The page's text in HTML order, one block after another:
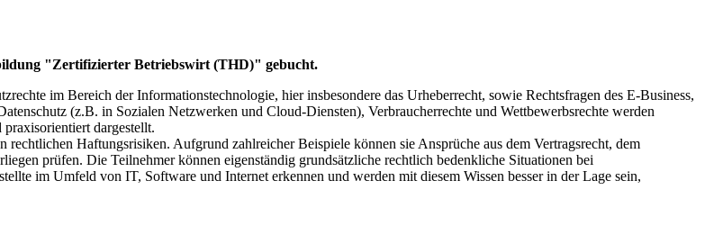
"Zertifizierter Betriebswirt (THD)" gebucht.
im Bereich der Informationstechnologie, hier insbesondere das Urheberrecht, sowie Rechtsfragen des E-Business,
(z.B. in Sozialen Netzwerken und Cloud-Diensten), Verbraucherrechte und Wettbewerbsrechte werden
dargestellt.
Haftungsrisiken. Aufgrund zahlreicher Beispiele können sie Ansprüche aus dem Vertragsrecht, dem
prüfen. Die Teilnehmer können eigenständig grundsätzliche rechtlich bedenkliche Situationen bei
im Umfeld von IT, Software und Internet erkennen und werden mit diesem Wissen besser in der Lage sein,